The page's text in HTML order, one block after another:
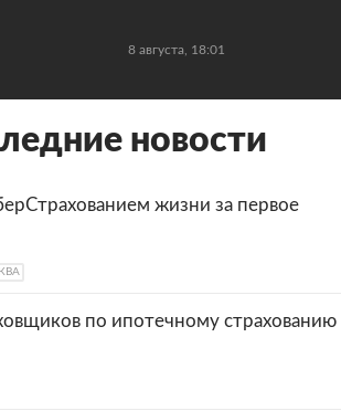
8 августа, 18:01
новости
жизни за первое
по ипотечному страхованию